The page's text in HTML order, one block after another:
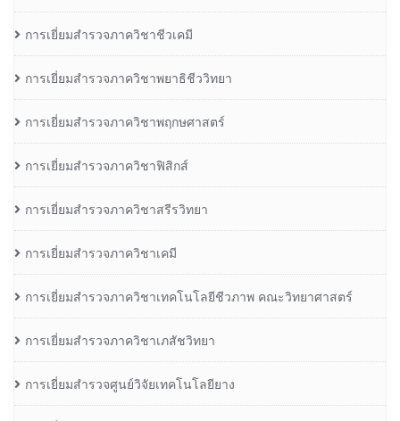
การเยี่ยมสำรวจภาควิชาชีวเคมี
การเยี่ยมสำรวจภาควิชาพยาธิชีววิทยา
การเยี่ยมสำรวจภาควิชาพฤกษศาสตร์
การเยี่ยมสำรวจภาควิชาฟิสิกส์
การเยี่ยมสำรวจภาควิชาสรีรวิทยา
การเยี่ยมสำรวจภาควิชาเคมี
การเยี่ยมสำรวจภาควิชาเทคโนโลยีชีวภาพ คณะวิทยาศาสตร์
การเยี่ยมสำรวจภาควิชาเภสัชวิทยา
การเยี่ยมสำรวจศูนย์วิจัยเทคโนโลยียาง